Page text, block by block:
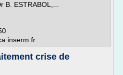
B. ESTRABOL,...
crise de